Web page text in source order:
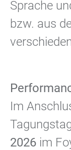
Sprache
bzw. aus
Im
2026 im